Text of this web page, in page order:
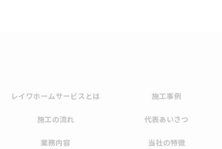
レイワホームサービスとは 施工事例
施工の流れ 代表あいさつ
業務内容 当社の特徴